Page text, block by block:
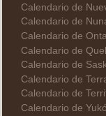
Calendario de
Calendario de
Calendario de
Calendario de
Calendario de
Calendario de
Calendario de
Calendario de